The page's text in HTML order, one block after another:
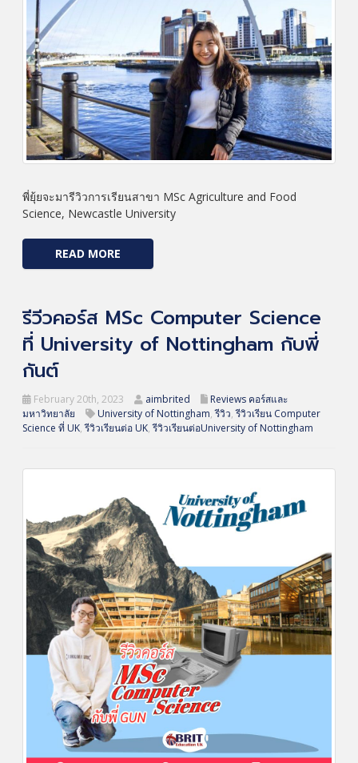
พี่ยุ้ยจะมารีวิวการเรียนสาขา MSc Agriculture and Food
Science, Newcastle University
READ MORE
รีวีวคอร์ส MSc Computer Science
ที่ University of Nottingham กับพี่
กันต์
February 20th, 2023 aimbrited
Reviews คอร์สและ
มหาวิทยาลัย
University of Nottingham,รีวิว,รีวิวเรียน Computer
Science ที่ UK,รีวิวเรียนต่อ UK,รีวิวเรียนต่อUniversity of Nottingham